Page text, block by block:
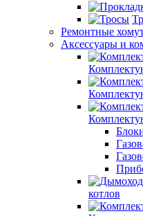
Ремонтные
Аксессуары и
котлов